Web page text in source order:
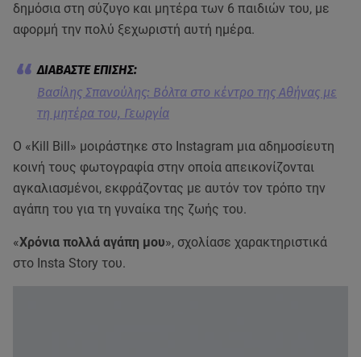
δημόσια στη σύζυγο και μητέρα των 6 παιδιών του, με
αφορμή την πολύ ξεχωριστή αυτή ημέρα.
Βασίλης Σπανούλης: Βόλτα στο κέντρο της Αθήνας με
τη μητέρα του, Γεωργία
Ο «Kill Bill» μοιράστηκε στο Instagram μια αδημοσίευτη
κοινή τους φωτογραφία στην οποία απεικονίζονται
αγκαλιασμένοι, εκφράζοντας με αυτόν τον τρόπο την
αγάπη του για τη γυναίκα της ζωής του.
«Χρόνια πολλά αγάπη μου», σχολίασε χαρακτηριστικά
στο Insta Story του.